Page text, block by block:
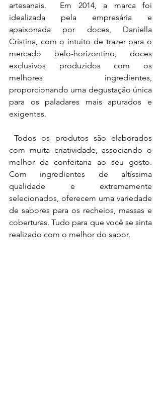
artesanais.  Em 2014, a marca foi
apaixonada por doces, Daniella
Cristina, com o intuito de trazer para o
mercado belo-horizontino, doces
exclusivos produzidos com os
melhores ingredientes,
proporcionando uma degustação única
para os paladares mais apurados e
exigentes.
Todos os produtos são elaborados
com muita criatividade, associando o
melhor da confeitaria ao seu gosto.
Com ingredientes de altíssima
qualidade e extremamente
selecionados, oferecem uma variedade
de sabores para os recheios, massas e
coberturas. Tudo para que você se sinta
realizado com o melhor do sabor.